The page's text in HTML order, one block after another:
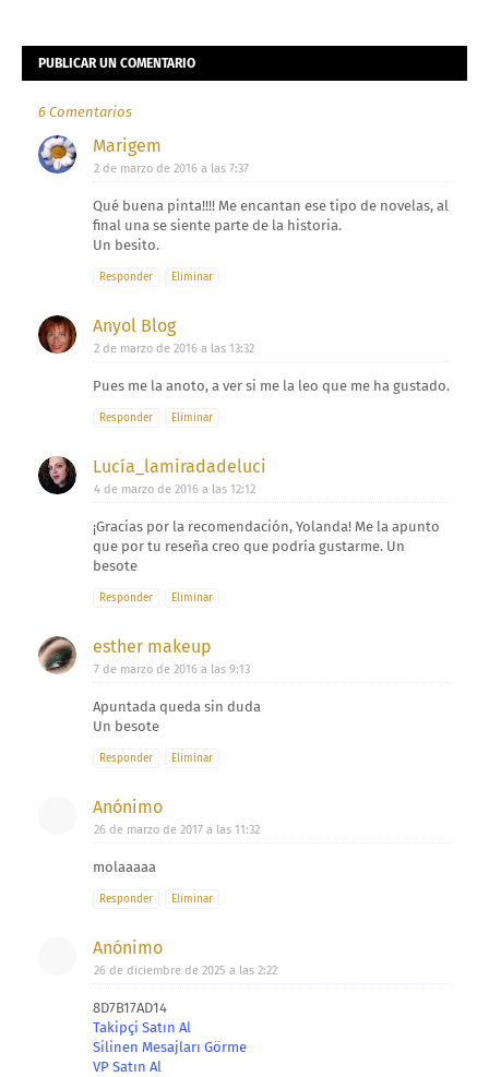
PUBLICAR UN COMENTARIO
6 Comentarios
Marigem
2 de marzo de 2016 a las 7:37
Qué buena pinta!!!! Me encantan ese tipo de novelas, al
final una se siente parte de la historia.
Un besito.
Responder Eliminar
Anyol Blog
2 de marzo de 2016 a las 13:32
Pues me la anoto, a ver si me la leo que me ha gustado.
Responder Eliminar
Lucía_lamiradadeluci
4 de marzo de 2016 a las 12:12
¡Gracias por la recomendación, Yolanda! Me la apunto
que por tu reseña creo que podría gustarme. Un
besote
Responder Eliminar
esther makeup
7 de marzo de 2016 a las 9:13
Apuntada queda sin duda
Un besote
Responder Eliminar
Anónimo
26 de marzo de 2017 a las 11:32
molaaaaa
Responder Eliminar
Anónimo
26 de diciembre de 2025 a las 2:22
8D7B17AD14
Takipçi Satın Al
Silinen Mesajları Görme
VP Satın Al